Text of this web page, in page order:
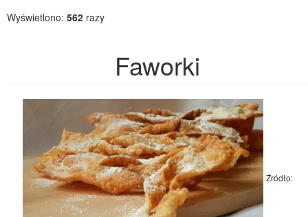
Wyświetlono: 562 razy
Faworki
Źródło: